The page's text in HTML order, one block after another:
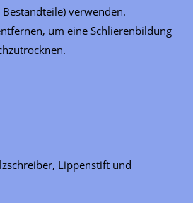
verwenden.
um eine Schlierenbildung
Lippenstift und